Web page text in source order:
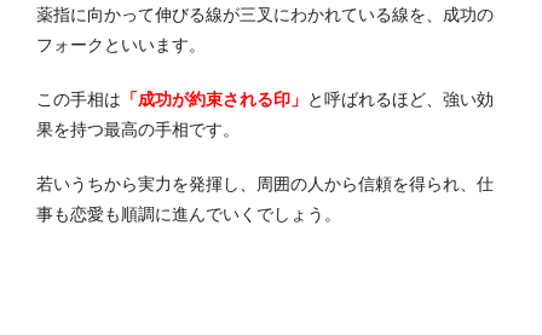
薬指に向かって伸びる線が三叉にわかれている線を、成功の
フォークといいます。
この手相は 「成功が約束される印」 と呼ばれるほど、強い効
果を持つ最高の手相です。
若いうちから実力を発揮し、周囲の人から信頼を得られ、仕
事も恋愛も順調に進んでいくでしょう。